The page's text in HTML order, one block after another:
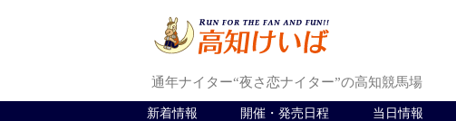
通年ナイター“夜さ恋ナイター”の高知競馬場
新着情報 開催・発売日程 当日情報